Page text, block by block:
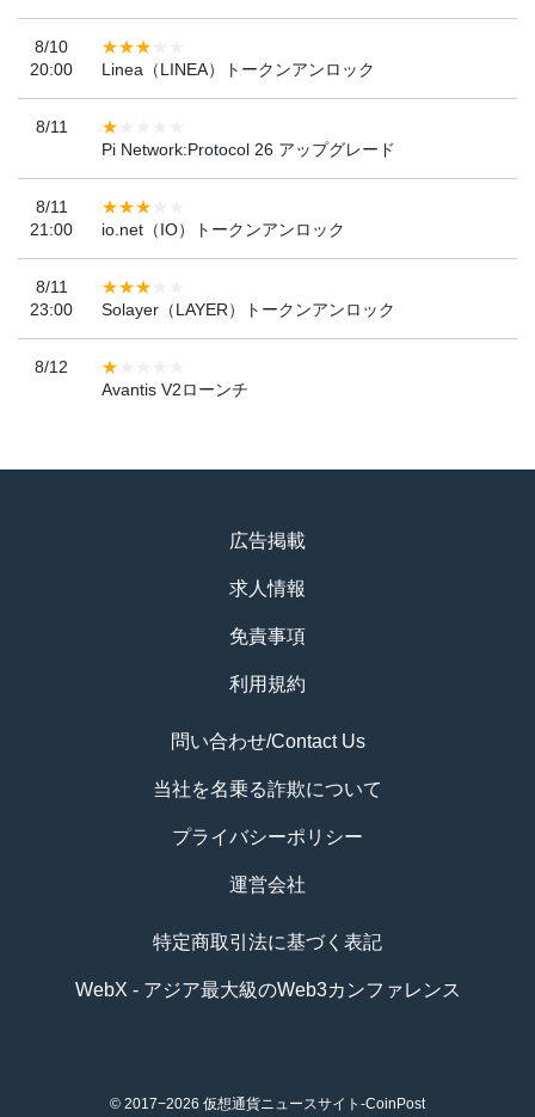
8/10
20:00
Linea（LINEA）トークンアンロック
8/11
Pi Network:Protocol 26 アップグレード
8/11
21:00
io.net（IO）トークンアンロック
8/11
23:00
Solayer（LAYER）トークンアンロック
8/12
Avantis V2ローンチ
広告掲載
求人情報
免責事項
利用規約
問い合わせ/Contact Us
当社を名乗る詐欺について
プライバシーポリシー
運営会社
特定商取引法に基づく表記
WebX - アジア最大級のWeb3カンファレンス
© 2017−2026 仮想通貨ニュースサイト-CoinPost